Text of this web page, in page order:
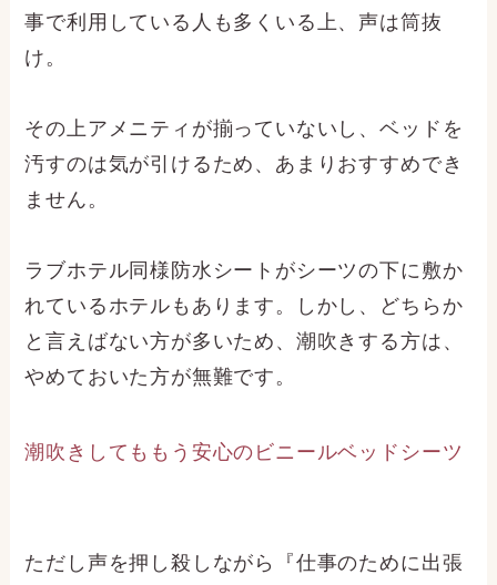
事で利用している人も多くいる上、声は筒抜
け。
その上アメニティが揃っていないし、ベッドを
汚すのは気が引けるため、あまりおすすめでき
ません。
ラブホテル同様防水シートがシーツの下に敷か
れているホテルもあります。しかし、どちらか
と言えばない方が多いため、潮吹きする方は、
やめておいた方が無難です。
潮吹きしてももう安心のビニールベッドシーツ
ただし声を押し殺しながら『仕事のために出張